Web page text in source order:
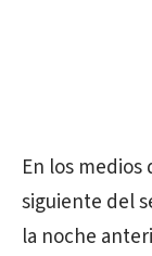
En los
siguiente del
la noche